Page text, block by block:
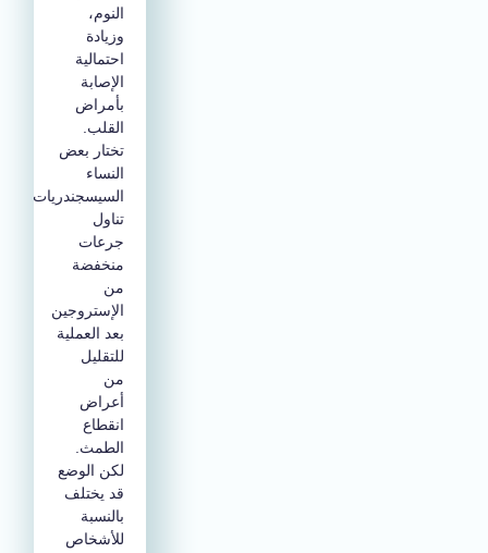
النوم،
وزيادة
احتمالية
الإصابة
بأمراض
القلب.
تختار بعض
النساء
السيسجندريات
جرعات
منخفضة
الإستروجين
بعد العملية
للتقليل
أعراض
انقطاع
الطمث.
لكن الوضع
قد يختلف
بالنسبة
للأشخاص